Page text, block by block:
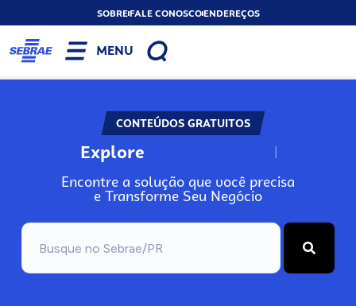
SOBREFALE CONOSCOENDEREÇOS
MENU
CONTEÚDOS GRATUITOS
Explore N
Encontre a solução que você precisa
e Transforme Seu Negócio